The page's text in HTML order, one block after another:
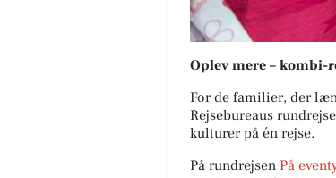
Oplev mere – kombi-
For de familier, der
Rejsebureaus
kulturer på én rejse.
På rundrejsen På